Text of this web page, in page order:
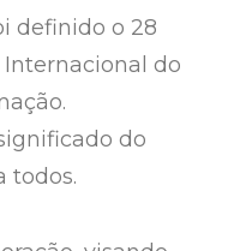
definido o 28
do
do
todos.